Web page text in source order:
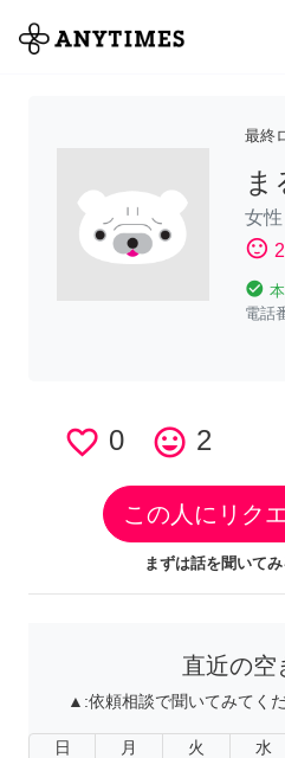
全て
最終
ま
女性
sentiment_satisfied 2
check_circle
電話
favorite_border 0 tag_faces 2
この人にリク
まずは話を聞いて
直近の空
▲:依頼相談で聞いてみてく
日 月 火 水